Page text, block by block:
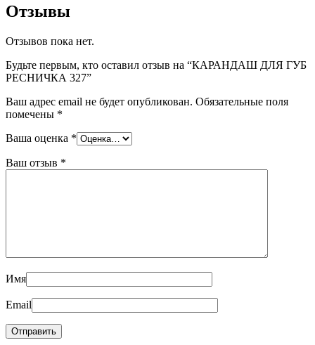
Отзывы
Отзывов пока нет.
Будьте первым, кто оставил отзыв на “КАРАНДАШ ДЛЯ ГУБ
РЕСНИЧКА 327”
Ваш адрес email не будет опубликован. Обязательные поля
помечены *
Ваша оценка *
Ваш отзыв *
Имя
Email